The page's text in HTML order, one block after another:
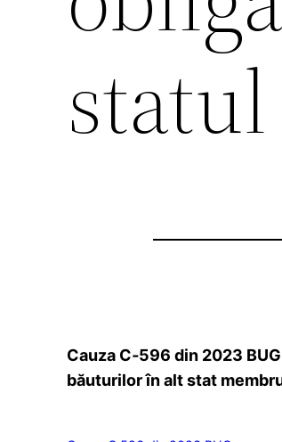
Cauza C‑596 din 2023
băuturilor în alt stat